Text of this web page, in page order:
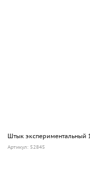
Штык экспериментальный
Артикул: 52845